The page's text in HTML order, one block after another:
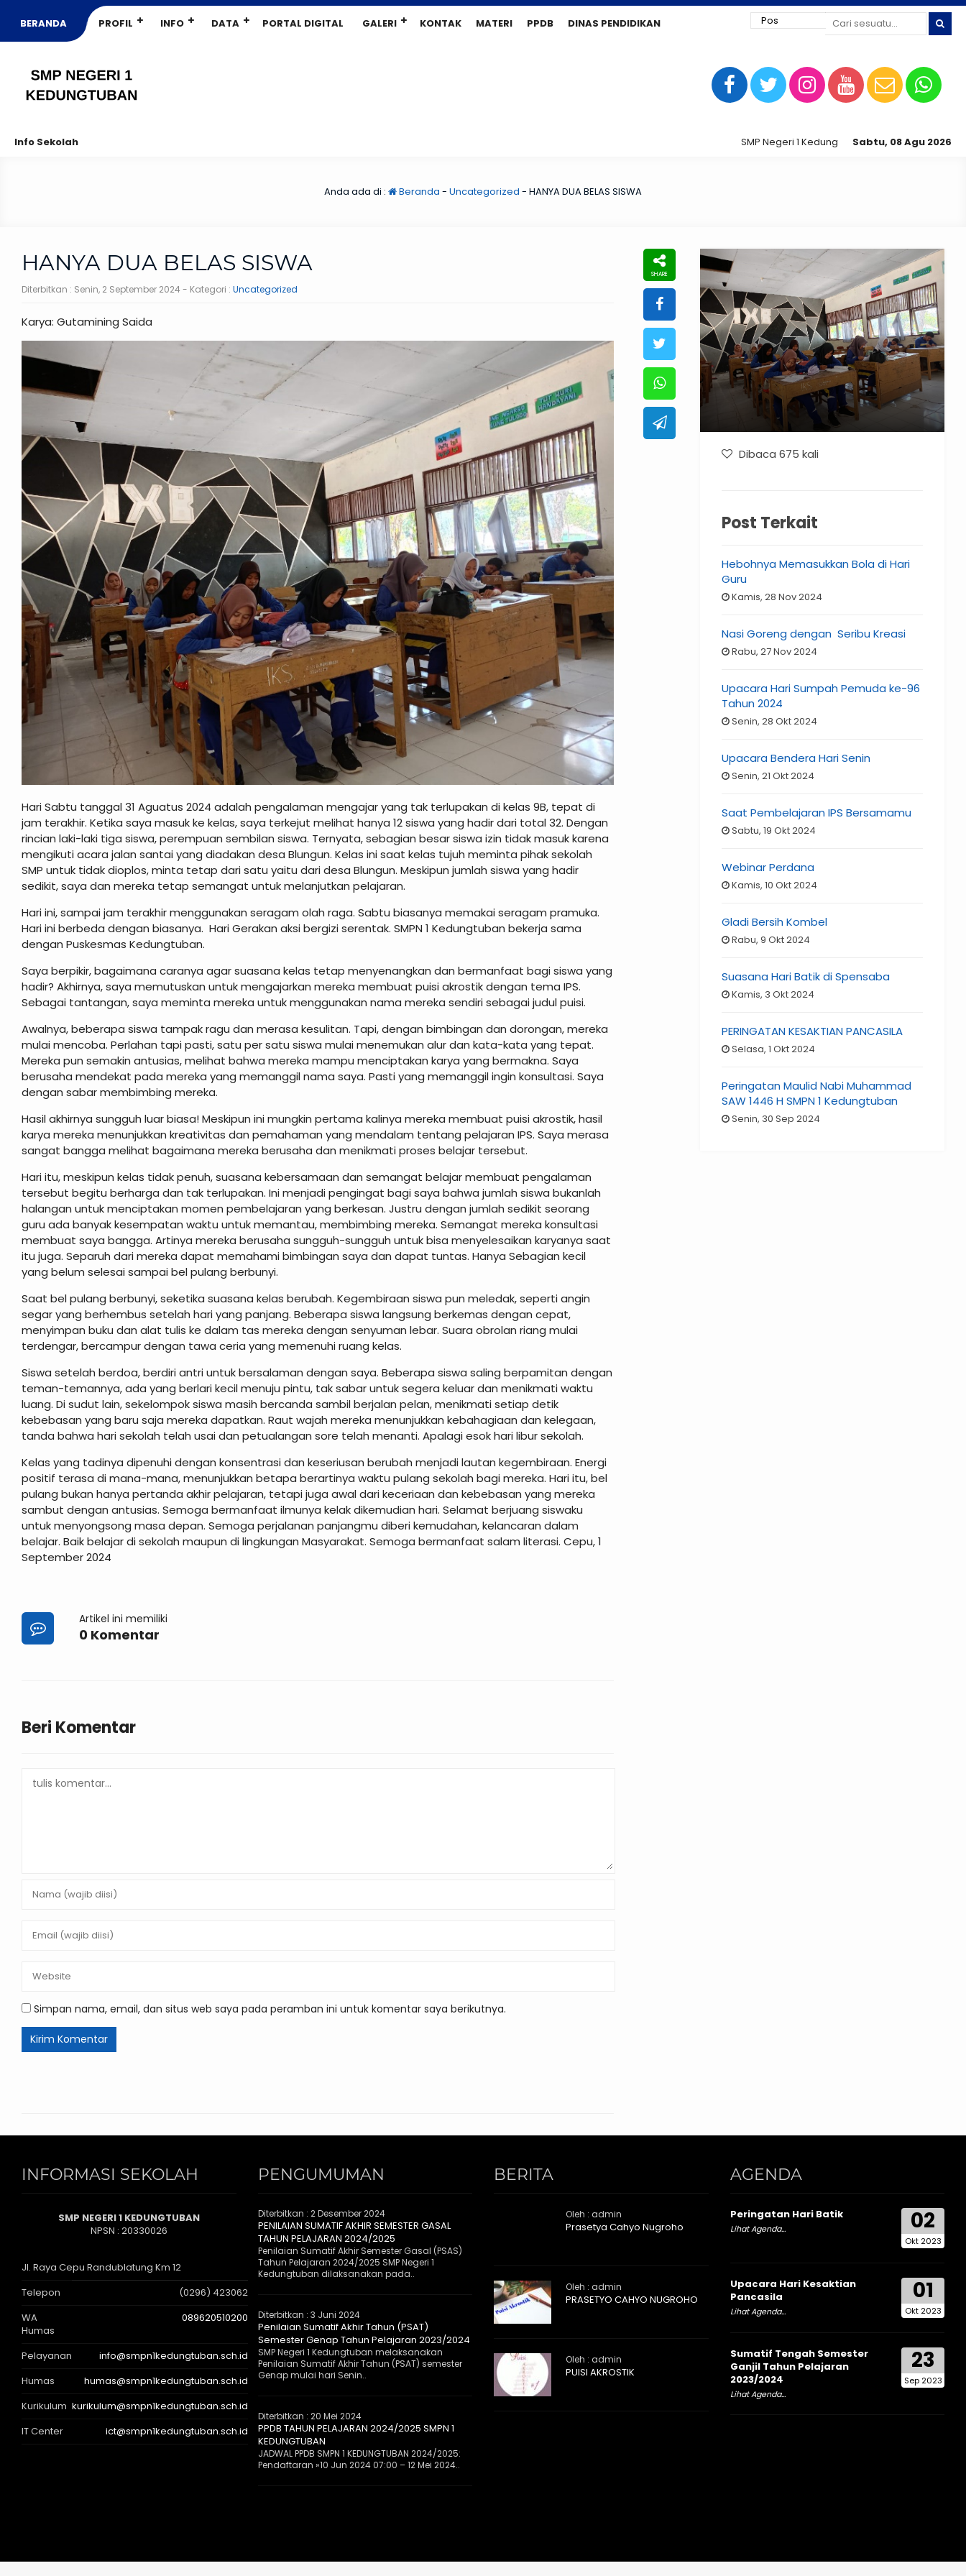
BERANDA PROFIL INFO DATA PORTAL DIGITAL GALERI KONTAK MATERI PPDB DINAS PENDIDIKAN
Info Sekolah Sabtu, 08 Agu 2026
SMP Negeri 1 Kedungtuban jaya siap digital !
Anda ada di : Beranda - Uncategorized - HANYA DUA BELAS SISWA
HANYA DUA BELAS SISWA
Diterbitkan : Senin, 2 September 2024 - Kategori : Uncategorized
Karya: Gutamining Saida
Hari Sabtu tanggal 31 Aguatus 2024 adalah pengalaman mengajar yang tak terlupakan di kelas 9B, tepat di
jam terakhir. Ketika saya masuk ke kelas, saya terkejut melihat hanya 12 siswa yang hadir dari total 32. Dengan
rincian laki-laki tiga siswa, perempuan sembilan siswa. Ternyata, sebagian besar siswa izin tidak masuk karena
mengikuti acara jalan santai yang diadakan desa Blungun. Kelas ini saat kelas tujuh meminta pihak sekolah
SMP untuk tidak dioplos, minta tetap dari satu yaitu dari desa Blungun. Meskipun jumlah siswa yang hadir
sedikit, saya dan mereka tetap semangat untuk melanjutkan pelajaran.
Hari ini, sampai jam terakhir menggunakan seragam olah raga. Sabtu biasanya memakai seragam pramuka.
Hari ini berbeda dengan biasanya. Hari Gerakan aksi bergizi serentak. SMPN 1 Kedungtuban bekerja sama
dengan Puskesmas Kedungtuban.
Saya berpikir, bagaimana caranya agar suasana kelas tetap menyenangkan dan bermanfaat bagi siswa yang
hadir? Akhirnya, saya memutuskan untuk mengajarkan mereka membuat puisi akrostik dengan tema IPS.
Sebagai tantangan, saya meminta mereka untuk menggunakan nama mereka sendiri sebagai judul puisi.
Awalnya, beberapa siswa tampak ragu dan merasa kesulitan. Tapi, dengan bimbingan dan dorongan, mereka
mulai mencoba. Perlahan tapi pasti, satu per satu siswa mulai menemukan alur dan kata-kata yang tepat.
Mereka pun semakin antusias, melihat bahwa mereka mampu menciptakan karya yang bermakna. Saya
berusaha mendekat pada mereka yang memanggil nama saya. Pasti yang memanggil ingin konsultasi. Saya
dengan sabar membimbing mereka.
Hasil akhirnya sungguh luar biasa! Meskipun ini mungkin pertama kalinya mereka membuat puisi akrostik, hasil
karya mereka menunjukkan kreativitas dan pemahaman yang mendalam tentang pelajaran IPS. Saya merasa
sangat bangga melihat bagaimana mereka berusaha dan menikmati proses belajar tersebut.
Hari itu, meskipun kelas tidak penuh, suasana kebersamaan dan semangat belajar membuat pengalaman
tersebut begitu berharga dan tak terlupakan. Ini menjadi pengingat bagi saya bahwa jumlah siswa bukanlah
halangan untuk menciptakan momen pembelajaran yang berkesan. Justru dengan jumlah sedikit seorang
guru ada banyak kesempatan waktu untuk memantau, membimbing mereka. Semangat mereka konsultasi
membuat saya bangga. Artinya mereka berusaha sungguh-sungguh untuk bisa menyelesaikan karyanya saat
itu juga. Separuh dari mereka dapat memahami bimbingan saya dan dapat tuntas. Hanya Sebagian kecil
yang belum selesai sampai bel pulang berbunyi.
Saat bel pulang berbunyi, seketika suasana kelas berubah. Kegembiraan siswa pun meledak, seperti angin
segar yang berhembus setelah hari yang panjang. Beberapa siswa langsung berkemas dengan cepat,
menyimpan buku dan alat tulis ke dalam tas mereka dengan senyuman lebar. Suara obrolan riang mulai
terdengar, bercampur dengan tawa ceria yang memenuhi ruang kelas.
Siswa setelah berdoa, berdiri antri untuk bersalaman dengan saya. Beberapa siswa saling berpamitan dengan
teman-temannya, ada yang berlari kecil menuju pintu, tak sabar untuk segera keluar dan menikmati waktu
luang. Di sudut lain, sekelompok siswa masih bercanda sambil berjalan pelan, menikmati setiap detik
kebebasan yang baru saja mereka dapatkan. Raut wajah mereka menunjukkan kebahagiaan dan kelegaan,
tanda bahwa hari sekolah telah usai dan petualangan sore telah menanti. Apalagi esok hari libur sekolah.
Kelas yang tadinya dipenuhi dengan konsentrasi dan keseriusan berubah menjadi lautan kegembiraan. Energi
positif terasa di mana-mana, menunjukkan betapa berartinya waktu pulang sekolah bagi mereka. Hari itu, bel
pulang bukan hanya pertanda akhir pelajaran, tetapi juga awal dari keceriaan dan kebebasan yang mereka
sambut dengan antusias. Semoga bermanfaat ilmunya kelak dikemudian hari. Selamat berjuang siswaku
untuk menyongsong masa depan. Semoga perjalanan panjangmu diberi kemudahan, kelancaran dalam
belajar. Baik belajar di sekolah maupun di lingkungan Masyarakat. Semoga bermanfaat salam literasi. Cepu, 1
September 2024
Artikel ini memiliki
0 Komentar
Beri Komentar
Simpan nama, email, dan situs web saya pada peramban ini untuk komentar saya berikutnya.
Dibaca 675 kali
Post Terkait
Hebohnya Memasukkan Bola di Hari
Guru
Kamis, 28 Nov 2024
Nasi Goreng dengan Seribu Kreasi
Rabu, 27 Nov 2024
Upacara Hari Sumpah Pemuda ke-96
Tahun 2024
Senin, 28 Okt 2024
Upacara Bendera Hari Senin
Senin, 21 Okt 2024
Saat Pembelajaran IPS Bersamamu
Sabtu, 19 Okt 2024
Webinar Perdana
Kamis, 10 Okt 2024
Gladi Bersih Kombel
Rabu, 9 Okt 2024
Suasana Hari Batik di Spensaba
Kamis, 3 Okt 2024
PERINGATAN KESAKTIAN PANCASILA
Selasa, 1 Okt 2024
Peringatan Maulid Nabi Muhammad
SAW 1446 H SMPN 1 Kedungtuban
Senin, 30 Sep 2024
INFORMASI SEKOLAH
SMP NEGERI 1 KEDUNGTUBAN
NPSN : 20330026
Jl. Raya Cepu Randublatung Km 12
Telepon
(0296) 423062
WA
Humas
089620510200
Pelayanan
info@smpn1kedungtuban.sch.id
Humas
humas@smpn1kedungtuban.sch.id
Kurikulum kurikulum@smpn1kedungtuban.sch.id
IT Center
ict@smpn1kedungtuban.sch.id
PENGUMUMAN
Diterbitkan : 2 Desember 2024
PENILAIAN SUMATIF AKHIR SEMESTER GASAL
TAHUN PELAJARAN 2024/2025
Penilaian Sumatif Akhir Semester Gasal (PSAS)
Tahun Pelajaran 2024/2025 SMP Negeri 1
Kedungtuban dilaksanakan pada..
Diterbitkan : 3 Juni 2024
Penilaian Sumatif Akhir Tahun (PSAT)
Semester Genap Tahun Pelajaran 2023/2024
SMP Negeri 1 Kedungtuban melaksanakan
Penilaian Sumatif Akhir Tahun (PSAT) semester
Genap mulai hari Senin..
Diterbitkan : 20 Mei 2024
PPDB TAHUN PELAJARAN 2024/2025 SMPN 1
KEDUNGTUBAN
JADWAL PPDB SMPN 1 KEDUNGTUBAN 2024/2025:
Pendaftaran »10 Jun 2024 07:00 – 12 Mei 2024..
BERITA
Oleh : admin
Prasetya Cahyo Nugroho
Oleh : admin
PRASETYO CAHYO NUGROHO
Oleh : admin
PUISI AKROSTIK
AGENDA
02
Okt 2023
Peringatan Hari Batik
Lihat Agenda...
01
Okt 2023
Upacara Hari Kesaktian
Pancasila
Lihat Agenda...
23
Sep 2023
Sumatif Tengah Semester
Ganjil Tahun Pelajaran
2023/2024
Lihat Agenda...